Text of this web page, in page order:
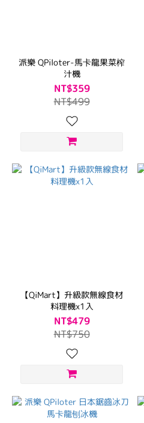
派樂 QPiloter-馬卡龍果菜榨
汁機
NT$359
NT$499
【QiMart】升級款無線食材
料理機x1入
NT$479
NT$750